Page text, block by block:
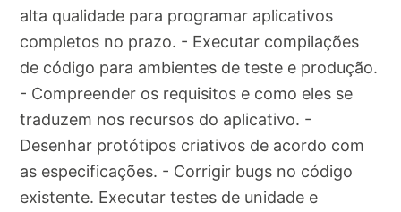
alta qualidade para programar aplicativos
completos no prazo. - Executar compilações
de código para ambientes de teste e produção.
- Compreender os requisitos e como eles se
traduzem nos recursos do aplicativo. -
Desenhar protótipos criativos de acordo com
as especificações. - Corrigir bugs no código
existente. Executar testes de unidade e